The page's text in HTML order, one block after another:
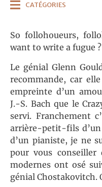
CATÉGORIES
So follohoueurs,
want to write a fugue ?
Le génial Glenn
recommande, car
empreinte d’un
J.-S. Bach que le
servi. Franchement
arrière-petit-fils
d’un pianiste, je ne
pour vous conseiller
modernes ont osé
génial Chostakovitch.